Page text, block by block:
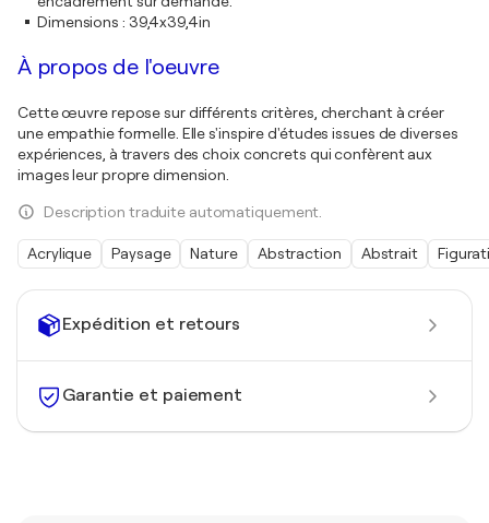
Expédition et retours
Garantie et paiement
Dimensions : 39,4x39,4in
À propos de l'oeuvre
Cette œuvre repose sur différents critères, cherchant à créer
une empathie formelle. Elle s'inspire d'études issues de diverses
expériences, à travers des choix concrets qui confèrent aux
images leur propre dimension.
Description traduite automatiquement.
Acrylique Paysage Nature Abstraction Abstrait